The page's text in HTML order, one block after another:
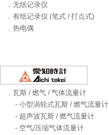
．无纸记录仪
．有纸记录仪 (笔式 / 打点式)
．热电偶
．瓦斯 / 燃气 / 气体流量计
- 小型涡轮式瓦斯 / 燃气流量计
- 超声波瓦斯 / 燃气流量计
- 空气/压缩气体流量计